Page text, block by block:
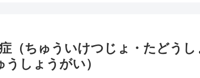
（ちゅういけつじょ・たどうし
しょうがい）